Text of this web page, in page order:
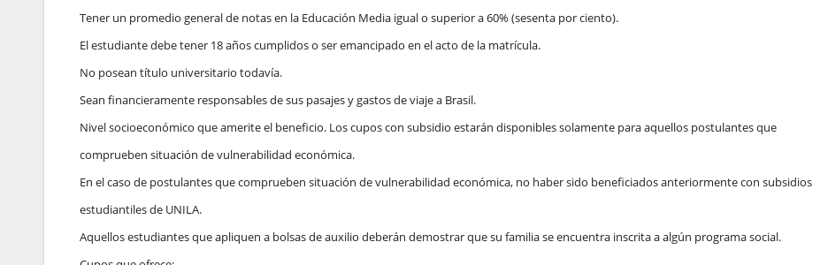
Tener un promedio general de notas en la Educación Media igual o superior a 60% (sesenta por ciento).
El estudiante debe tener 18 años cumplidos o ser emancipado en el acto de la matrícula.
No posean título universitario todavía.
Sean financieramente responsables de sus pasajes y gastos de viaje a Brasil.
Nivel socioeconómico que amerite el beneficio. Los cupos con subsidio estarán disponibles solamente para aquellos postulantes que
comprueben situación de vulnerabilidad económica.
En el caso de postulantes que comprueben situación de vulnerabilidad económica, no haber sido beneficiados anteriormente con subsidios
estudiantiles de UNILA.
Aquellos estudiantes que apliquen a bolsas de auxilio deberán demostrar que su familia se encuentra inscrita a algún programa social.